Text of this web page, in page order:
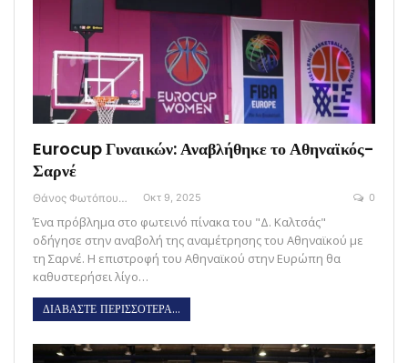
Eurocup Γυναικών: Αναβλήθηκε το Αθηναϊκός-
Σαρνέ
Θάνος Φωτόπουλος Οκτ 9, 2025 0
Ένα πρόβλημα στο φωτεινό πίνακα του "Δ. Καλτσάς"
οδήγησε στην αναβολή της αναμέτρησης του Αθηναϊκού με
τη Σαρνέ. Η επιστροφή του Αθηναϊκού στην Ευρώπη θα
καθυστερήσει λίγο…
ΔΙΑΒΑΣΤΕ ΠΕΡΙΣΣΟΤΕΡΑ...